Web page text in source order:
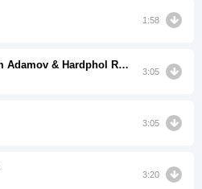
1:58
Мимо Меня (Vadim Adamov & Hardphol Remix)
3:05
3:05
3:20